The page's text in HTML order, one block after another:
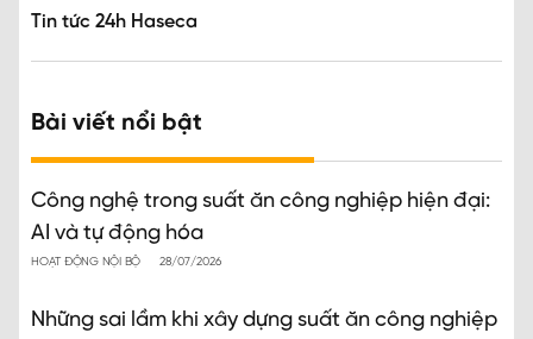
Tin tức 24h Haseca
Bài viết nổi bật
Công nghệ trong suất ăn công nghiệp hiện đại:
AI và tự động hóa
HOẠT ĐỘNG NỘI BỘ 28/07/2026
Những sai lầm khi xây dựng suất ăn công nghiệp